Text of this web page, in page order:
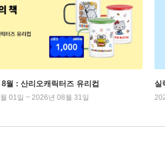
월 : 산리오캐릭터즈 유리컵
01일 ~ 2026년 08월 31일
실